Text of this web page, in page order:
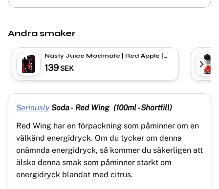
Andra smaker
Nasty Juice Modmate | Red Apple |
Shortfill
139 SEK
Seriously Soda - Red Wing (100ml - Shortfill)
Red Wing har en förpackning som påminner om en
välkänd energidryck. Om du tycker om denna
onämnda energidryck, så kommer du säkerligen att
älska denna smak som påminner starkt om
energidryck blandat med citrus.